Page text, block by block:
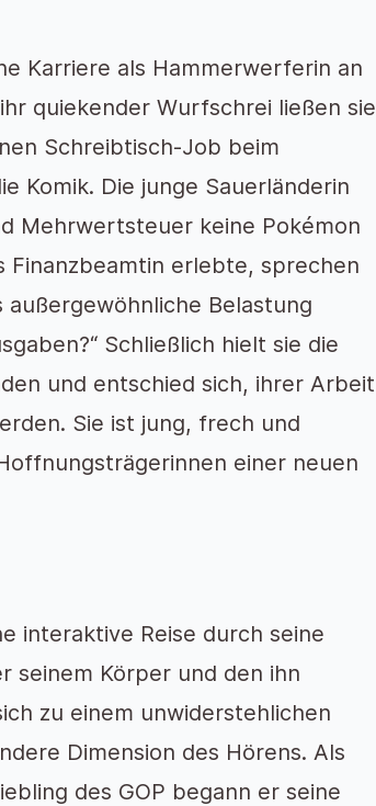
Karriere als Hammerwerferin an
quiekender Wurfschrei ließen sie
Schreibtisch-Job beim
Komik. Die junge Sauerländerin
Mehrwertsteuer keine Pokémon
Finanzbeamtin erlebte, sprechen
außergewöhnliche Belastung
Schließlich hielt sie die
und entschied sich, ihrer Arbeit
Sie ist jung, frech und
einer neuen
interaktive Reise durch seine
seinem Körper und den ihn
zu einem unwiderstehlichen
Dimension des Hörens. Als
des GOP begann er seine